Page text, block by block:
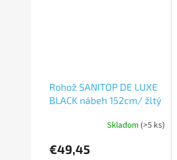
Rohož SANITOP DE LUXE
BLACK nábeh 152cm/ žltý
Skladom (>5 ks)
€49,45